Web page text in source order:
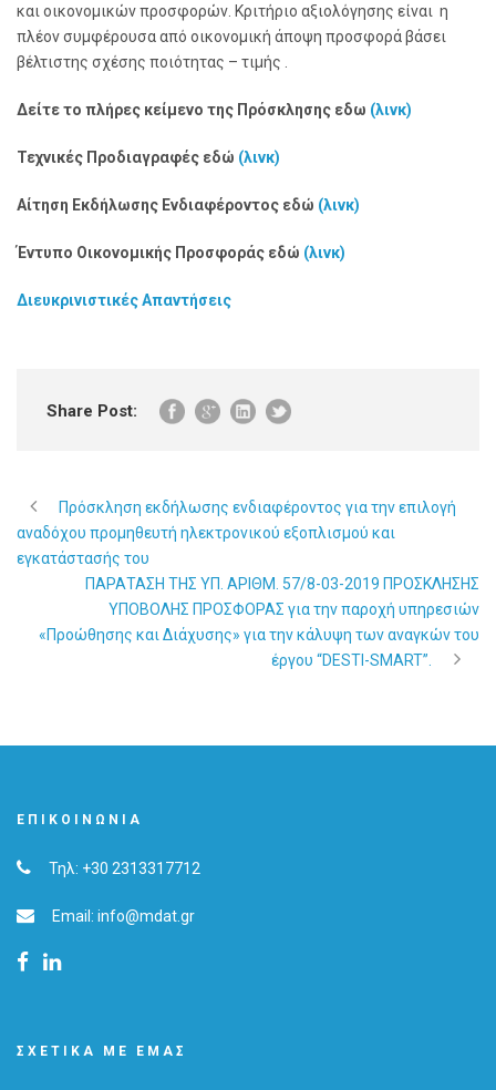
και οικονομικών προσφορών. Κριτήριο αξιολόγησης είναι η
πλέον συμφέρουσα από οικονομική άποψη προσφορά βάσει
βέλτιστης σχέσης ποιότητας – τιμής .
Δείτε το πλήρες κείμενο της Πρόσκλησης εδω (λινκ)
Τεχνικές Προδιαγραφές εδώ (λινκ)
Αίτηση Εκδήλωσης Ενδιαφέροντος εδώ (λινκ)
Έντυπο Οικονομικής Προσφοράς εδώ (λινκ)
Διευκρινιστικές Απαντήσεις
Share Post:
Πρόσκληση εκδήλωσης ενδιαφέροντος για την επιλογή
αναδόχου προμηθευτή ηλεκτρονικού εξοπλισμού και
εγκατάστασής του
ΠΑΡΑΤΑΣΗ ΤΗΣ ΥΠ. ΑΡΙΘΜ. 57/8-03-2019 ΠΡΟΣΚΛΗΣΗΣ
ΥΠΟΒΟΛΗΣ ΠΡΟΣΦΟΡΑΣ για την παροχή υπηρεσιών
«Προώθησης και Διάχυσης» για την κάλυψη των αναγκών του
έργου “DESTI-SMART”.
ΕΠΙΚΟΙΝΩΝΊΑ
Τηλ: +30 2313317712
Email: info@mdat.gr
ΣΧΕΤΙΚΆ ΜΕ ΕΜΆΣ